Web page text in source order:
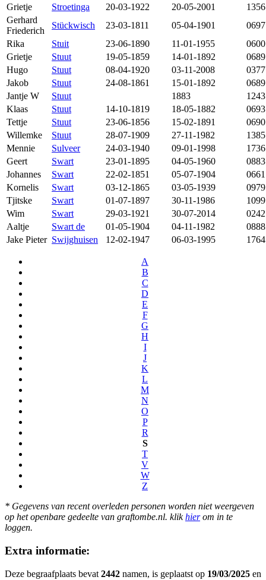
Grietje
Stroetinga 20-03-1922 20-05-2001
1356
Gerhard
Friederich
Stückwisch 23-03-1811 05-04-1901
0697
Rika
Stuit 23-06-1890 11-01-1955
0600
Grietje
Stuut 19-05-1859 14-01-1892
0689
Hugo
Stuut 08-04-1920 03-11-2008
0377
Jakob
Stuut 24-08-1861 15-01-1892
0689
Jantje W
Stuut 1883
1243
Klaas
Stuut 14-10-1819 18-05-1882
0693
Tettje
Stuut 23-06-1856 15-02-1891
0690
Willemke
Stuut 28-07-1909 27-11-1982
1385
Mennie
Sulveer 24-03-1940 09-01-1998
1736
Geert
Swart 23-01-1895 04-05-1960
0883
Johannes
Swart 22-02-1851 05-07-1904
0661
Kornelis
Swart 03-12-1865 03-05-1939
0979
Tjitske
Swart 01-07-1897 30-11-1986
1099
Wim
Swart 29-03-1921 30-07-2014
0242
Aaltje
Swart de 01-05-1904 04-11-1982
0888
Jake Pieter Swijghuisen 12-02-1947 06-03-1995 1764
A
B
C
D
E
F
G
H
I
J
K
L
M
N
O
P
R
S
T
V
W
Z
* Gegevens van recent overleden personen worden niet weergeven
op het openbare gedeelte van graftombe.nl. klikhierom in te
loggen.
Extra informatie:
Deze begraafplaats bevat 2442 namen, is geplaatst op 19/03/2025 en